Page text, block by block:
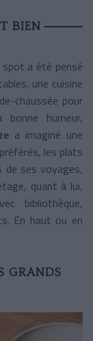
BIEN
a été pensé
une cuisine
chaussée pour
humeur,
a imaginé une
les plats
de ses voyages,
quant à lui,
bibliothèque,
En haut ou en
GRANDS